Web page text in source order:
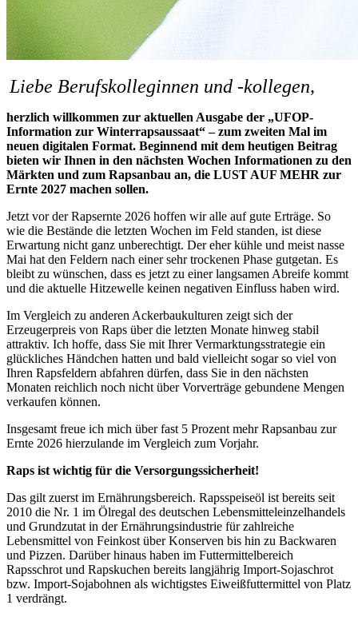
Liebe Berufskolleginnen und -kollegen,
herzlich willkommen zur aktuellen Ausgabe der „UFOP-
Information zur Winterrapsaussaat“ – zum zweiten Mal im
neuen digitalen Format. Beginnend mit dem heutigen Beitrag
bieten wir Ihnen in den nächsten Wochen Informationen zu den
Märkten und zum Rapsanbau an, die LUST AUF MEHR zur
Ernte 2027 machen sollen.
Jetzt vor der Rapsernte 2026 hoffen wir alle auf gute Erträge. So
wie die Bestände die letzten Wochen im Feld standen, ist diese
Erwartung nicht ganz unberechtigt. Der eher kühle und meist nasse
Mai hat den Feldern nach einer sehr trockenen Phase gutgetan. Es
bleibt zu wünschen, dass es jetzt zu einer langsamen Abreife kommt
und die aktuelle Hitzewelle keinen negativen Einfluss haben wird.
Im Vergleich zu anderen Ackerbaukulturen zeigt sich der
Erzeugerpreis von Raps über die letzten Monate hinweg stabil
attraktiv. Ich hoffe, dass Sie mit Ihrer Vermarktungsstrategie ein
glückliches Händchen hatten und bald vielleicht sogar so viel von
Ihren Rapsfeldern abfahren dürfen, dass Sie in den nächsten
Monaten reichlich noch nicht über Vorverträge gebundene Mengen
verkaufen können.
Insgesamt freue ich mich über fast 5 Prozent mehr Rapsanbau zur
Ernte 2026 hierzulande im Vergleich zum Vorjahr.
Raps ist wichtig für die Versorgungssicherheit!
Das gilt zuerst im Ernährungsbereich. Rapsspeiseöl ist bereits seit
2010 die Nr. 1 im Ölregal des deutschen Lebensmitteleinzelhandels
und Grundzutat in der Ernährungsindustrie für zahlreiche
Lebensmittel von Feinkost über Konserven bis hin zu Backwaren
und Pizzen. Darüber hinaus haben im Futtermittelbereich
Rapsschrot und Rapskuchen bereits langjährig Import-Sojaschrot
bzw. Import-Sojabohnen als wichtigstes Eiweißfuttermittel von Platz
1 verdrängt.